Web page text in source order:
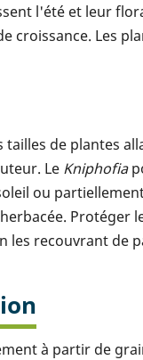
l'été et leur
croissance. Les
de plantes
Le Kniphofia
ou
Protéger
les recouvrant de
à partir de